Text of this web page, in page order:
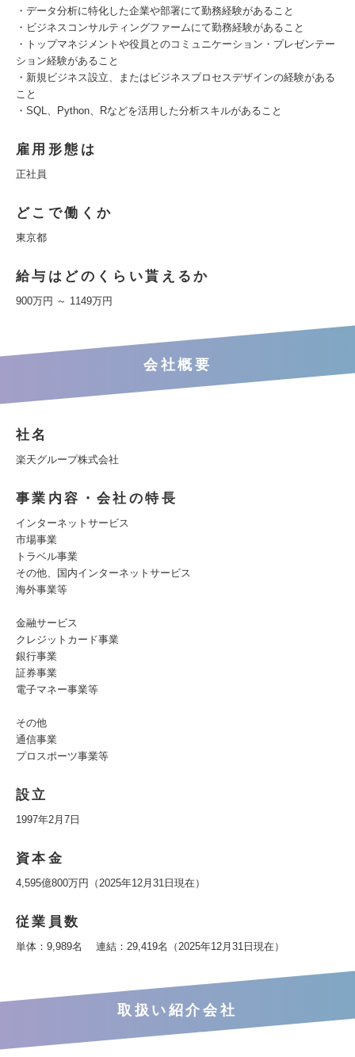
・データ分析に特化した企業や部署にて勤務経験があること
・ビジネスコンサルティングファームにて勤務経験があること
・トップマネジメントや役員とのコミュニケーション・プレゼンテー
ション経験があること
・新規ビジネス設立、またはビジネスプロセスデザインの経験がある
こと
・SQL、Python、Rなどを活用した分析スキルがあること
雇用形態は
正社員
どこで働くか
東京都
給与はどのくらい貰えるか
900万円 ～ 1149万円
会社概要
社名
楽天グループ株式会社
事業内容・会社の特長
インターネットサービス
市場事業
トラベル事業
その他、国内インターネットサービス
海外事業等
金融サービス
クレジットカード事業
銀行事業
証券事業
電子マネー事業等
その他
通信事業
プロスポーツ事業等
設立
1997年2月7日
資本金
4,595億800万円（2025年12月31日現在）
従業員数
単体：9,989名 連結：29,419名（2025年12月31日現在）
取扱い紹介会社